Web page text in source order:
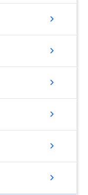
chevron_right
chevron_right
chevron_right
chevron_right
chevron_right
chevron_right